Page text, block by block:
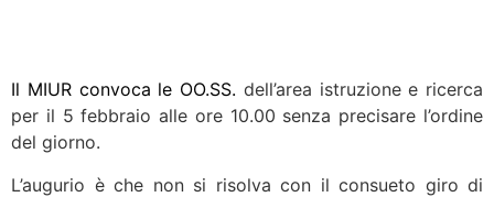
Il MIUR convoca le OO.SS. dell’area istruzione e ricerca
per il 5 febbraio alle ore 10.00 senza precisare l’ordine
del giorno.
L’augurio è che non si risolva con il consueto giro di